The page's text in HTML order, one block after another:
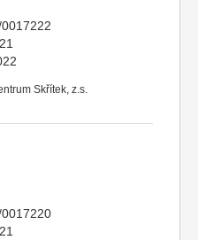
Skřítek, z.s.